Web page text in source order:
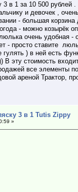
в 1 за 10 500 рублей .
и девочек ,
- большая
- можно козырёк
очень удобная
- просто ставите
) в ней есть
эту стоимость
все элементы
ареной Трактор,
3 в 1 Tutis Zippy
»